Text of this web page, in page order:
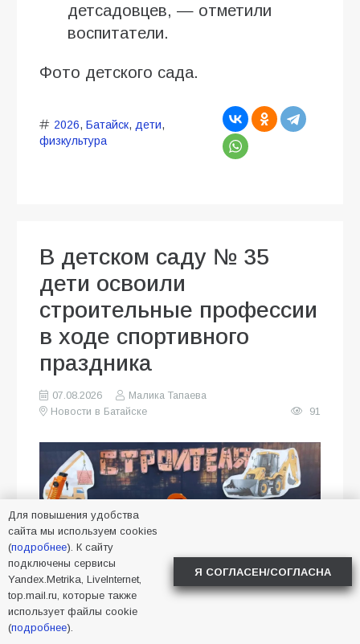
детсадовцев, — отметили
воспитатели.
Фото детского сада.
2026, Батайск, дети,
физкультура
В детском саду № 35
дети освоили
строительные профессии
в ходе спортивного
праздника
07.08.2026
Малика Тапаева
Новости в Батайске
91
В МБДОУ № 35 города Батайска
Для повышения удобства
сайта мы используем cookies
(подробнее). К сайту
подключены сервисы
Yandex.Metrika, LiveInternet,
top.mail.ru, которые также
использует файлы cookie
(подробнее).
Я СОГЛАСЕН/СОГЛАСНА